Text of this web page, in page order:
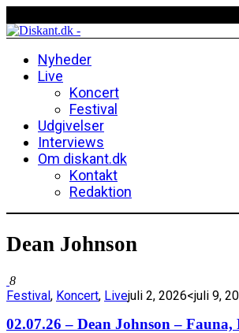
Nyheder
Live
Koncert
Festival
Udgivelser
Interviews
Om diskant.dk
Kontakt
Redaktion
Dean Johnson
8
Festival, Koncert, Livejuli 2, 2026<juli 9,
02.07.26 – Dean Johnson – Fauna,